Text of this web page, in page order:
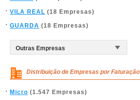
VILA REAL (18 Empresas)
GUARDA (18 Empresas)
Distribuição de Empresas por Faturação
Micro (1.547 Empresas)